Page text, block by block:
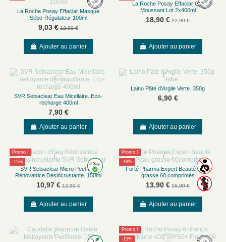
La Roche Posay Effaclar Masque
Sébo-Régulateur 100ml
9,03 € 12,90 €
Ajouter au panier
La Roche Posay Effaclar Gel
Moussant Lot 2x400ml
18,90 € 22,90 €
Ajouter au panier
SVR Sebiaclear Eau Micellaire. Eco-
recharge 400ml
7,90 €
Ajouter au panier
Laino Pâte d'Argile Verte. 350g
6,90 €
Ajouter au panier
Promo !
-15%
SVR Sebiaclear Micro Peel Eau
Rénovatrice Désincrustante. 150ml
10,97 € 12,90 €
Ajouter au panier
Promo !
-18%
Forté Pharma Expert Beauté Peau
grasse 60 comprimés
13,90 € 16,90 €
Ajouter au panier
Promo !
-15%